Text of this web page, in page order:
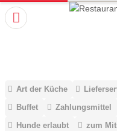
Art der Küche
Buffet
Zahlungsmittel
Hunde erlaubt
zum